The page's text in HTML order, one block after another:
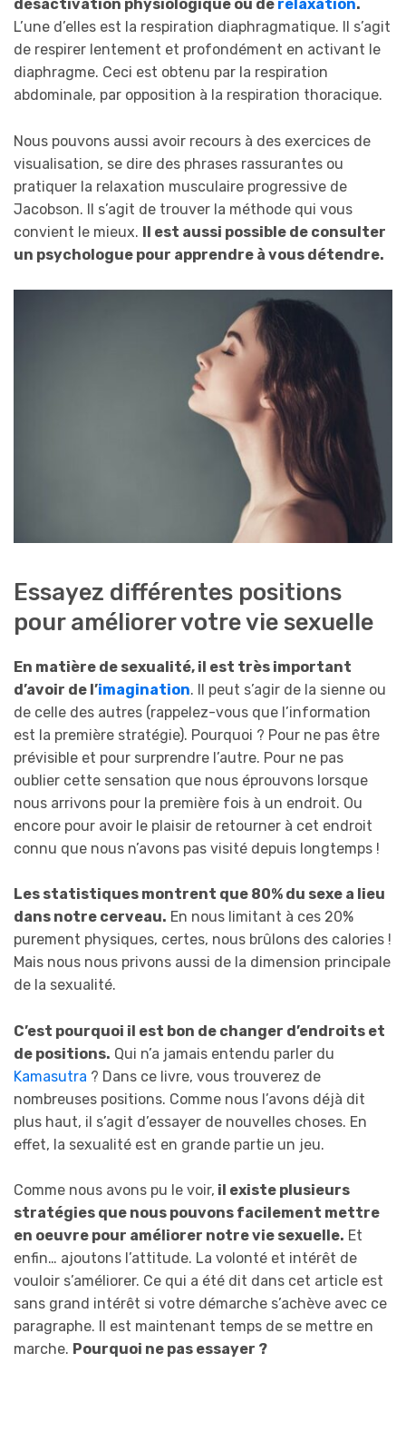
désactivation physiologique ou de relaxation.
L’une d’elles est la respiration diaphragmatique. Il s’agit
de respirer lentement et profondément en activant le
diaphragme. Ceci est obtenu par la respiration
abdominale, par opposition à la respiration thoracique.
Nous pouvons aussi avoir recours à des exercices de
visualisation, se dire des phrases rassurantes ou
pratiquer la relaxation musculaire progressive de
Jacobson. Il s’agit de trouver la méthode qui vous
convient le mieux. Il est aussi possible de consulter
un psychologue pour apprendre à vous détendre.
Essayez différentes positions
pour améliorer votre vie sexuelle
En matière de sexualité, il est très important
d’avoir de l’imagination. Il peut s’agir de la sienne ou
de celle des autres (rappelez-vous que l’information
est la première stratégie). Pourquoi ? Pour ne pas être
prévisible et pour surprendre l’autre. Pour ne pas
oublier cette sensation que nous éprouvons lorsque
nous arrivons pour la première fois à un endroit. Ou
encore pour avoir le plaisir de retourner à cet endroit
connu que nous n’avons pas visité depuis longtemps !
Les statistiques montrent que 80% du sexe a lieu
dans notre cerveau. En nous limitant à ces 20%
purement physiques, certes, nous brûlons des calories !
Mais nous nous privons aussi de la dimension principale
de la sexualité.
C’est pourquoi il est bon de changer d’endroits et
de positions. Qui n’a jamais entendu parler du
Kamasutra ? Dans ce livre, vous trouverez de
nombreuses positions. Comme nous l’avons déjà dit
plus haut, il s’agit d’essayer de nouvelles choses. En
effet, la sexualité est en grande partie un jeu.
Comme nous avons pu le voir, il existe plusieurs
stratégies que nous pouvons facilement mettre
en oeuvre pour améliorer notre vie sexuelle. Et
enfin… ajoutons l’attitude. La volonté et intérêt de
vouloir s’améliorer. Ce qui a été dit dans cet article est
sans grand intérêt si votre démarche s’achève avec ce
paragraphe. Il est maintenant temps de se mettre en
marche. Pourquoi ne pas essayer ?